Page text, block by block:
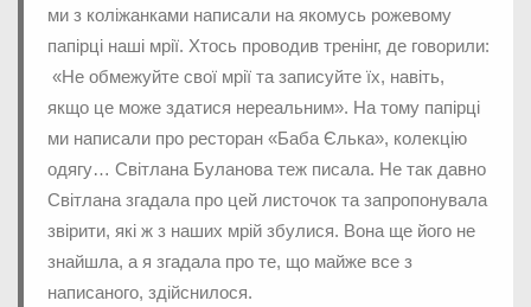
ми з коліжанками написали на якомусь рожевому
папірці наші мрії. Хтось проводив тренінг, де говорили:
«Не обмежуйте свої мрії та записуйте їх, навіть,
якщо це може здатися нереальним». На тому папірці
ми написали про ресторан «Баба Єлька», колекцію
одягу… Світлана Буланова теж писала. Не так давно
Світлана згадала про цей листочок та запропонувала
звірити, які ж з наших мрій збулися. Вона ще його не
знайшла, а я згадала про те, що майже все з
написаного, здійснилося.